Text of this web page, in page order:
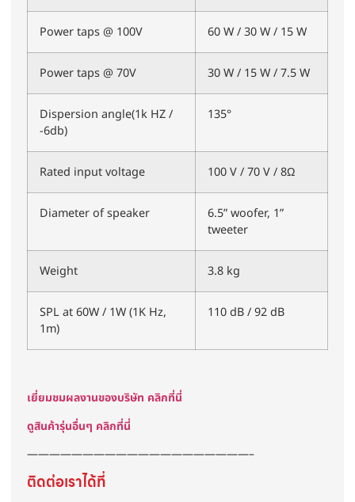
Power taps @ 100V 60 W / 30 W / 15 W
Power taps @ 70V 30 W / 15 W / 7.5 W
Dispersion angle(1k HZ /
-6db)
135°
Rated input voltage 100 V / 70 V / 8Ω
Diameter of speaker
6.5” woofer, 1”
tweeter
Weight 3.8 kg
SPL at 60W / 1W (1K Hz,
1m)
110 dB / 92 dB
เยี่ยมชมผลงานของบริษัท คลิกที่นี่
ดูสินค้ารุ่นอื่นๆ คลิกที่นี่
————————————————————–
ติดต่อเราได้ที่